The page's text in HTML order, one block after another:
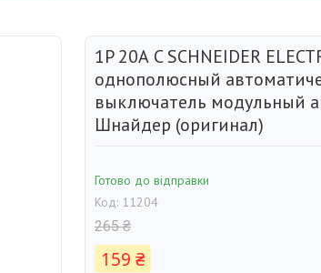
1P 20А C SCHNEIDER
однополюсный
выключатель модульный
Шнайдер (оригинал)
Готово до відправки
Код: 11204
265 ₴
159 ₴